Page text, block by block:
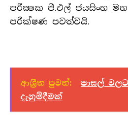
පරීක්‍ෂක පී.එල් ජයසිංහ
පරීක්ෂණ පවත්වයි.
ආශ්‍රීත පුවත්:
පාසල්
දැනුම්දීමක්